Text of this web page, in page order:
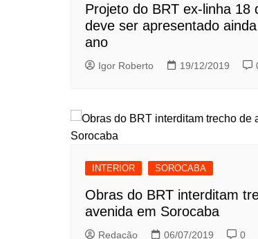
Projeto do BRT ex-linha 18
deve ser apresentado
ano
Igor Roberto 19/12/2019
INTERIOR SOROCABA
Obras do BRT interditam
avenida em Sorocaba
Redação 06/07/2019 0